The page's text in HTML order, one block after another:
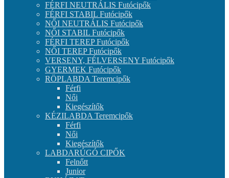
FÉRFI NEUTRÁLIS Futócipők
FÉRFI STABIL Futócipők
NŐI NEUTRÁLIS Futócipők
NŐI STABIL Futócipők
FÉRFI TEREP Futócipők
NŐI TEREP Futócipők
VERSENY, FÉLVERSENY Futócipők
GYERMEK Futócipők
RÖPLABDA Teremcipők
Férfi
Női
Kiegészítők
KÉZILABDA Teremcipők
Férfi
Női
Kiegészítők
LABDARÚGÓ CIPŐK
Felnőtt
Junior